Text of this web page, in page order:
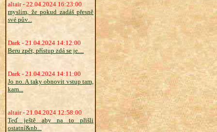
altair - 22.04.2024 16:23:00
myslím, že pokud zadáš přesně
své pův...
Dark - 21.04.2024 14:12:00
Beru zpět, přístup zdá se je....
Dark - 21.04.2024 14:11:00
Jo no. A taky obnovit vstup tam,
kam...
altair - 21.04.2024 12:58:00
Teď ještě aby na to přišli
ostatní&nb...